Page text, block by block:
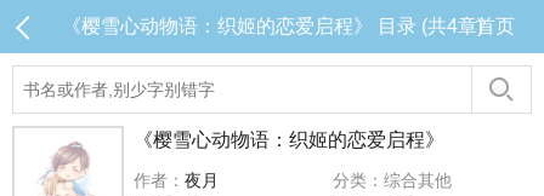
《樱雪心动物语：织姬的恋爱启程》 目录 (共4章)首页
《樱雪心动物语：织姬的恋爱启程》
作者： 夜月
分类：综合其他